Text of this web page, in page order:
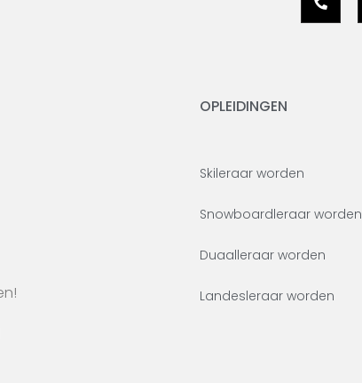
OPLEIDINGEN
Skileraar worden
Snowboardleraar worden
Duaalleraar worden
Landesleraar worden